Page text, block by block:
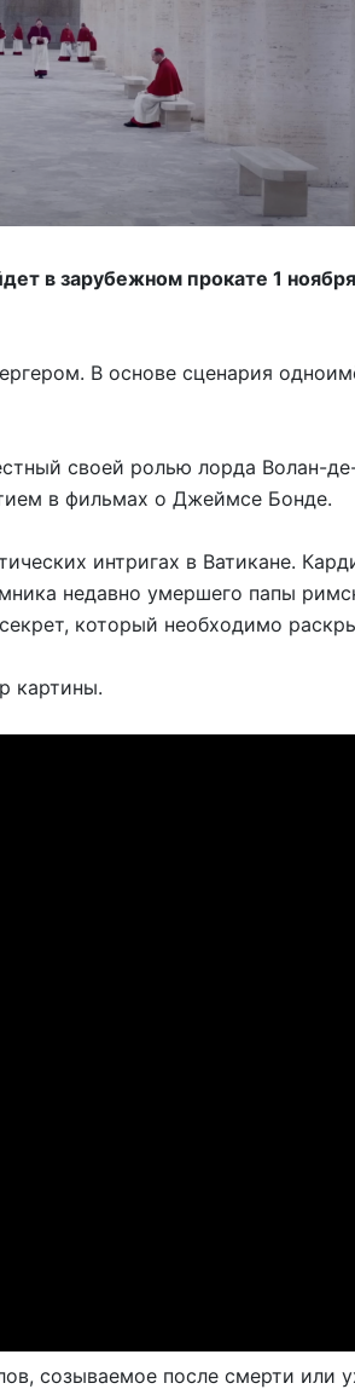
в зарубежном прокате 1
В основе сценария
своей ролью лорда Волан-
в фильмах о Джеймсе Бонде.
интригах в Ватикане.
недавно умершего папы
который необходимо
картины.
созываемое после смерти или